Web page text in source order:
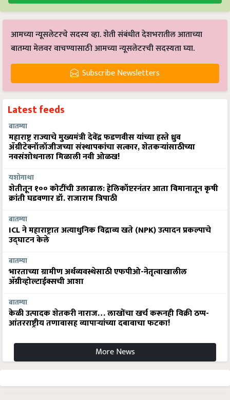
आमच्या न्यूसलेटरचे सदस्य व्हा. शेती संबंधीत देशभरातील आताच्या
बातम्या मेलवर वाचण्यासाठी आमच्या न्यूसलेटरची सदस्यता घ्या.
Subscribe Newsletters
Latest feeds
बातम्या
महाराष्ट्र राज्याचे मुख्यमंत्री देवेंद्र फडणवीस यांच्या हस्ते ध्रुव
ॲग्रीटेक्नॉलॉजीजच्या संस्थापकांचा सत्कार, शेतकऱ्यांसाठीच्या
नवसंशोधनाला मिळाली नवी ओळख!
यशोगाथा
शेतीतून १०० कोटींची उलाढाल: हेलिकॉप्टरनंतर आता विमानातून कृषी
क्रांती घडवणार डॉ. राजाराम त्रिपाठी
बातम्या
ICL ने महाराष्ट्रात अत्याधुनिक विद्राव्य खते (NPK) उत्पादन प्रकल्पाचे
उद्घाटन केले
बातम्या
भारताच्या ग्रामीण अर्थव्यवस्थेसाठी एफपीओ-नेतृत्वाखालील
अ‍ॅग्रीव्होल्टाईक्सची आशा
बातम्या
केळी उत्पादक शेतकरी नाराज… लाखोंचा खर्च करूनही विक्री ठप्प-
आंतरराष्ट्रीय तणावासह व्यापाऱ्यांच्या दबावाचा फटका!
More News